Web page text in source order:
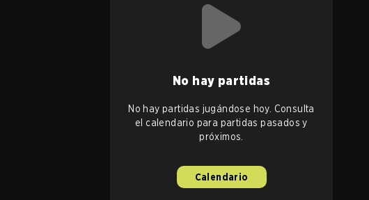
No hay partidas
No hay partidas jugándose hoy. Consulta
el calendario para partidas pasados y
próximos.
Calendario